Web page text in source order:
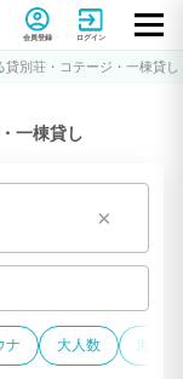
ビルモ)
会員登録 ログイン
別荘・コテージ・一棟貸し
一棟貸し
×
ナ 大人数 海が